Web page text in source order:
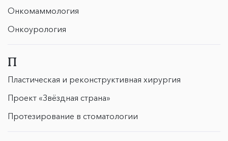
Онкомаммология
Онкоурология
П
Пластическая и реконструктивная хирургия
Проект «Звёздная страна»
Протезирование в стоматологии